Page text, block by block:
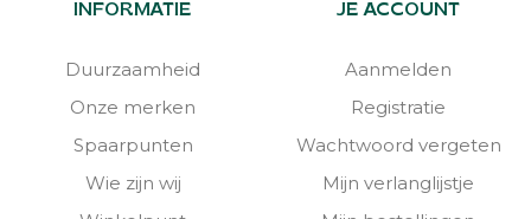
INFORMATIE
Duurzaamheid
Onze merken
Spaarpunten
Wie zijn wij
JE ACCOUNT
Aanmelden
Registratie
Wachtwoord vergeten
Mijn verlanglijstje